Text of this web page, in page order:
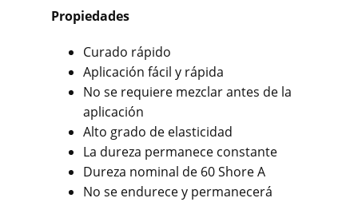
Propiedades
Curado rápido
Aplicación fácil y rápida
No se requiere mezclar antes de la
aplicación
Alto grado de elasticidad
La dureza permanece constante
Dureza nominal de 60 Shore A
No se endurece y permanecerá